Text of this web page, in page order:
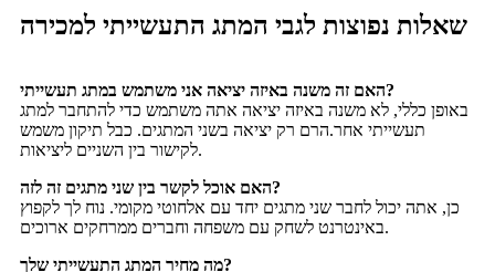
שאלות נפוצות לגבי המתג התעשייתי למכירה
האם זה משנה באיזה יציאה אני משתמש במתג תעשייתי?
באופן כללי, לא משנה באיזה יציאה אתה משתמש כדי להתחבר למתג
תעשייתי אחר.הרם רק יציאה בשני המתגים. כבל תיקון משמש
לקישור בין השניים ליציאות.
האם אוכל לקשר בין שני מתגים זה לזה?
כן, אתה יכול לחבר שני מתגים יחד עם אלחוטי מקומי. נוח לך לקפוץ
באינטרנט לשחק עם משפחה וחברים ממרחקים ארוכים.
מה מחיר המתג התעשייתי שלך?